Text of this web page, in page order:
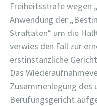
Freiheitsstrafe wegen
Anwendung der
Straftaten“ um die
verwies den Fall zur
erstinstanzliche
Das
Zusammenlegung des
Berufungsgericht